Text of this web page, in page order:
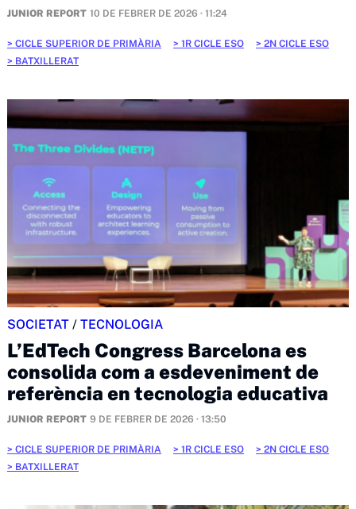
JUNIOR REPORT 10 DE FEBRER DE 2026 · 11:24
CICLE SUPERIOR DE PRIMÀRIA 1R CICLE ESO
2N CICLE ESO
BATXILLERAT
SOCIETAT / TECNOLOGIA
L’EdTech Congress Barcelona es
consolida com a esdeveniment de
referència en tecnologia educativa
JUNIOR REPORT 9 DE FEBRER DE 2026 · 13:50
CICLE SUPERIOR DE PRIMÀRIA 1R CICLE ESO
2N CICLE ESO
BATXILLERAT